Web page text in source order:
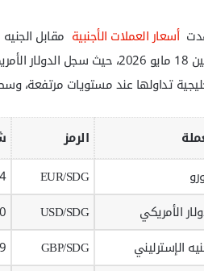
أسعار العملات الأجنبية مقابل
للبيع، بينما واصلت
تداولها عند مستويات مرتفعة،
الرمز
EUR/SDG
الأمريكي
USD/SDG
الإسترليني
GBP/SDG